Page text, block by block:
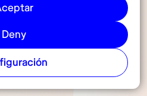
Deny
sobre
digitales